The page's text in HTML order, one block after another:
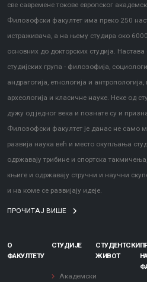
све савремене токове европског
Филозофски факултет има преко 250
истраживача, а на њему студира око
основних до докторских студија. Настава
студијских група - филозофија,
андрагогија, етнологија и
археологија и класичне науке. Неке од
дужу од једног века и познате су и
Филозофски факултет је данас не само
развија наука већ и место окупљања
одржавају трибине и спортска
књиге и одржавају стручни и научни
и на коме се развијају идеје.
ПРОЧИТАЈ ВИШЕ
О
ФАКУЛТЕТУ
СТУДИЈЕ
Академски
СТУДЕНТСКИ
ЖИВОТ